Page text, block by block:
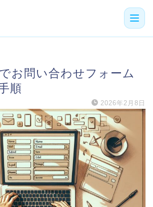
お問い合わせフォーム
順
2026年2月8日